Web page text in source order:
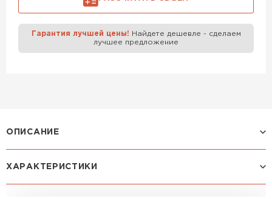
Гарантия лучшей цены! Найдете дешевле - сделаем
лучшее предложение
ОПИСАНИЕ
Газоблок, также известный как газобетон или
ХАРАКТЕРИСТИКИ
Газобетон Забудова